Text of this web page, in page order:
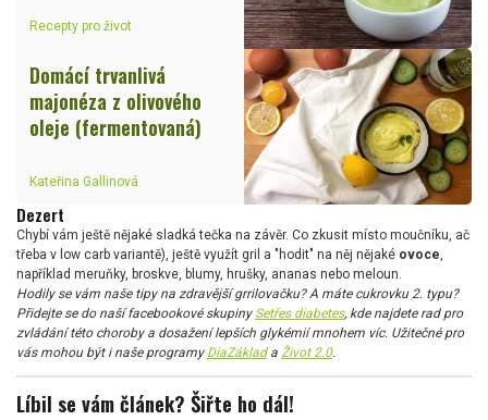
Recepty pro život
Domácí trvanlivá
majonéza z olivového
oleje (fermentovaná)
Kateřina Gallinová
Dezert
Chybí vám ještě nějaké sladká tečka na závěr. Co zkusit místo moučníku, ač
třeba v low carb variantě), ještě využít gril a "hodit" na něj nějaké ovoce,
například meruňky, broskve, blumy, hrušky, ananas nebo meloun.
Hodily se vám naše tipy na zdravější grrilovačku? A máte cukrovku 2. typu?
Přidejte se do naší facebookové skupiny Setřes diabetes, kde najdete rad pro
zvládání této choroby a dosažení lepších glykémií mnohem víc. Užitečné pro
vás mohou být i naše programy DiaZáklada Život 2.0.
Líbil se vám článek? Šiřte ho dál!